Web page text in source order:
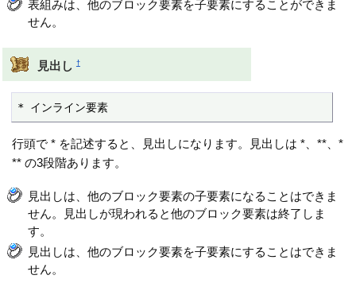
表組みは、他のブロック要素を子要素にすることができま
せん。
見出し †
* インライン要素
行頭で * を記述すると、見出しになります。見出しは *、**、*
** の3段階あります。
見出しは、他のブロック要素の子要素になることはできま
せん。見出しが現われると他のブロック要素は終了しま
す。
見出しは、他のブロック要素を子要素にすることはできま
せん。